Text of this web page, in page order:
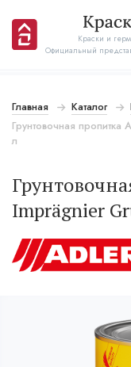
Краски и
Официальный
Главная Каталог
Грунтовочная
л
Imprägnier